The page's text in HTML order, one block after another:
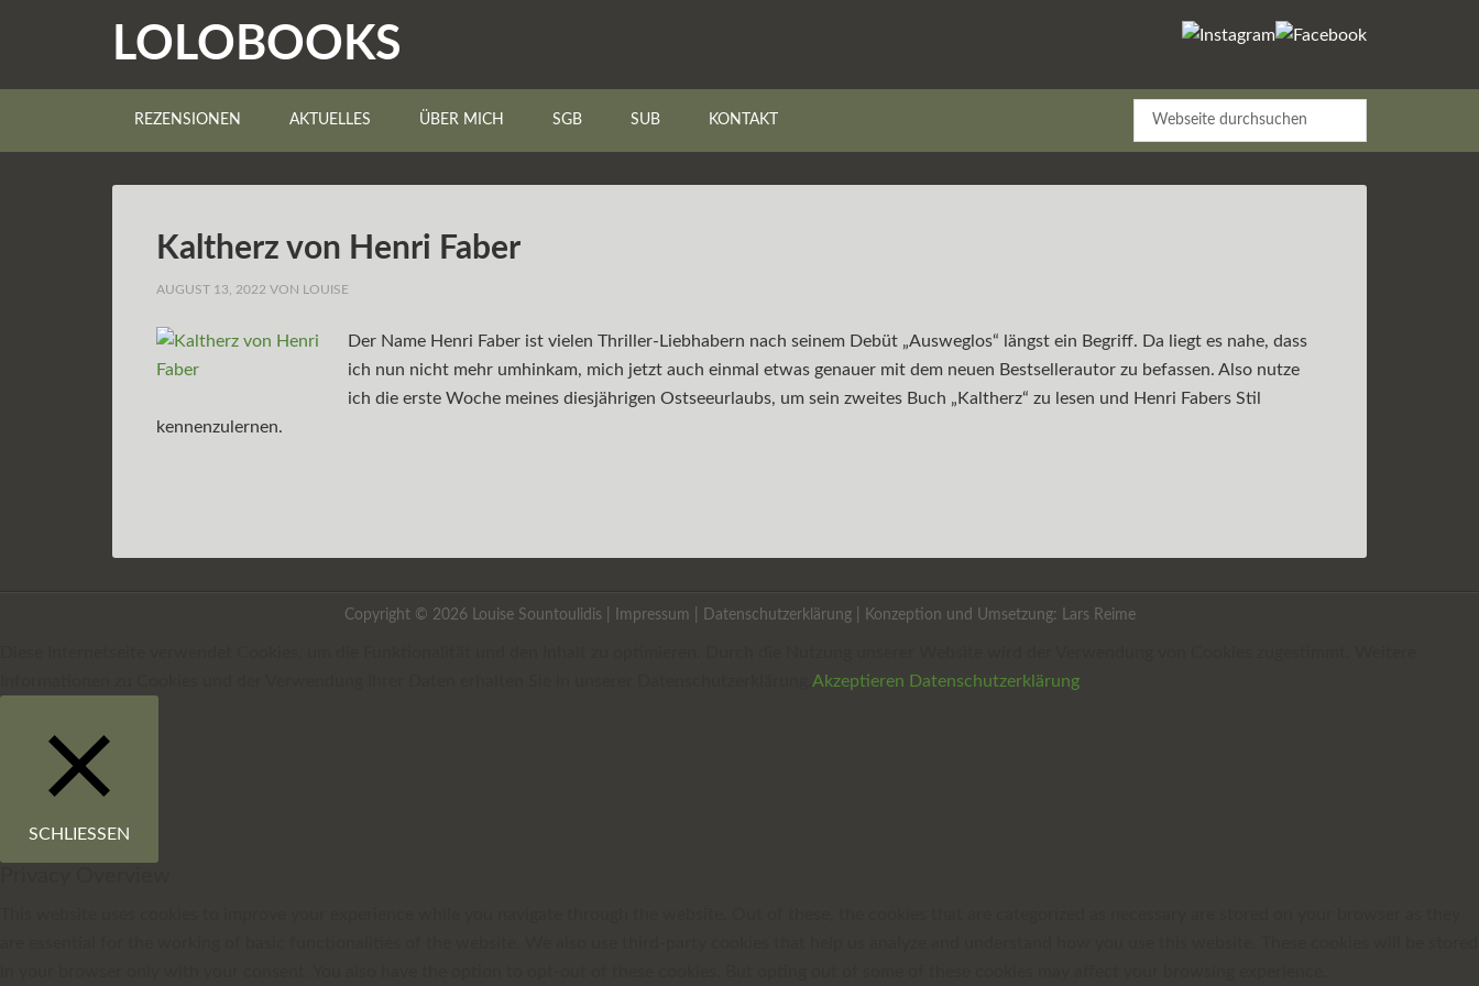
LOLOBOOKS
REZENSIONEN AKTUELLES ÜBER MICH SGB SUB KONTAKT
Kaltherz von Henri Faber
AUGUST 13, 2022 VON LOUISE
Der Name Henri Faber ist vielen Thriller-Liebhabern nach seinem Debüt „Ausweglos“ längst ein Begriff. Da liegt es nahe, dass
ich nun nicht mehr umhinkam, mich jetzt auch einmal etwas genauer mit dem neuen Bestsellerautor zu befassen. Also nutze
ich die erste Woche meines diesjährigen Ostseeurlaubs, um sein zweites Buch „Kaltherz“ zu lesen und Henri Fabers Stil
kennenzulernen.
Copyright © 2026 Louise Sountoulidis | Impressum Datenschutzerklärung| Konzeption und Umsetzung: Lars Reime
Akzeptieren Datenschutzerklärung
SCHLIESSEN